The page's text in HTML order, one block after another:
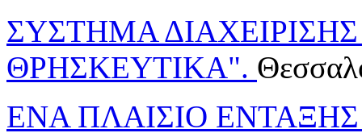
ΣΥΣΤΗΜΑ
ΘΡΗΣΚΕΥΤΙΚΑ".
ΕΝΑ ΠΛΑΙΣΙΟ